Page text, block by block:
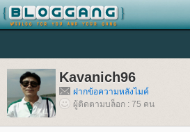
Kavanich96
ฝากข้อความหลังไมค์
ผู้ติดตามบล็อก : 75 คน